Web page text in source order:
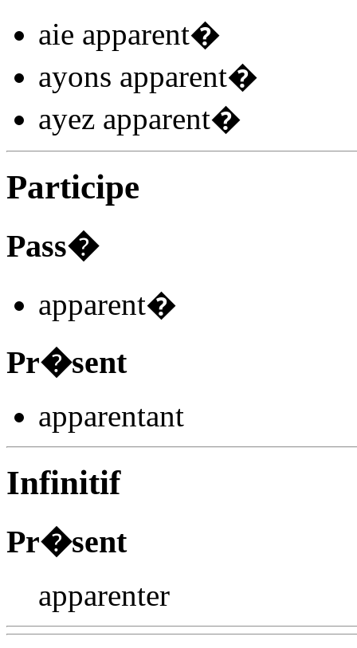
aie apparent�
ayons apparent�
ayez apparent�
Participe
Pass�
apparent�
Pr�sent
apparentant
Infinitif
Pr�sent
apparenter